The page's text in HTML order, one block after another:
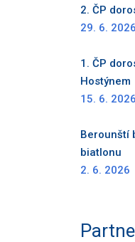
2. ČP
29. 6. 2026
1. ČP
Hostýnem
15. 6. 2026
Berounští
biatlonu
2. 6. 2026